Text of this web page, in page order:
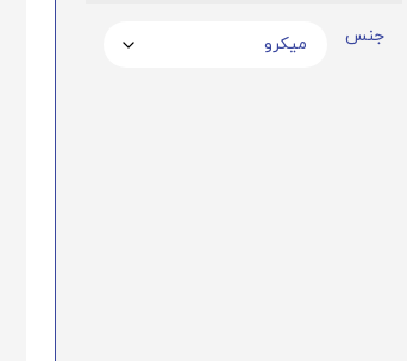
جنس